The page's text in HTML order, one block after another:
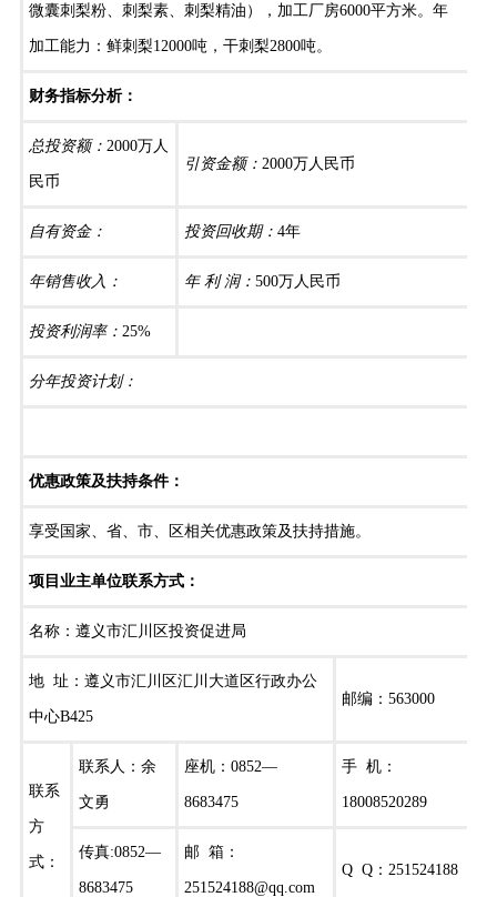
微囊刺梨粉、刺梨素、刺梨精油），加工厂房6000平方米。年
加工能力：鲜刺梨12000吨，干刺梨2800吨。
财务指标分析：
总投资额： 2000万人
民币
引资金额： 2000万人民币
自有资金： 投资回收期： 4年
年销售收入： 年 利 润： 500万人民币
投资利润率： 25%
分年投资计划：
优惠政策及扶持条件：
享受国家、省、市、区相关优惠政策及扶持措施。
项目业主单位联系方式：
名称：遵义市汇川区投资促进局
地 址：遵义市汇川区汇川大道区行政办公
中心B425
邮编：563000
联系
方
式：
联系人：余
文勇
座机：0852—
8683475
手 机：
18008520289
传真:0852—
8683475
邮 箱：
251524188@qq.com
Q Q：251524188